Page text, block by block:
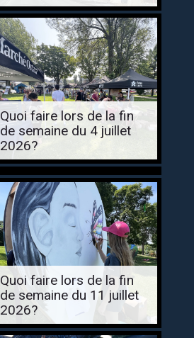
Quoi faire lors de la fin
de semaine du 4 juillet
2026?
Quoi faire lors de la fin
de semaine du 11 juillet
2026?